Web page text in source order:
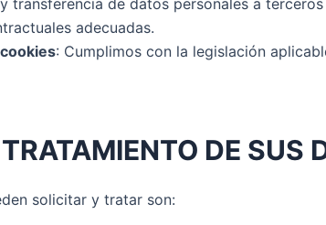
transferencia de datos personales a
adecuadas.
: Cumplimos con la legislación
DE SUS
solicitar y tratar son: